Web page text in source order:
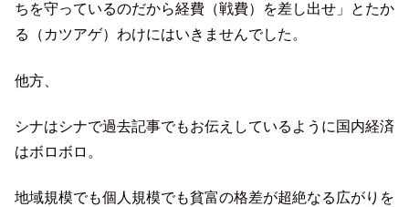
ちを守っているのだから経費（戦費）を差し出せ」とたか
る（カツアゲ）わけにはいきませんでした。
他方、
シナはシナで過去記事でもお伝えしているように国内経済
はボロボロ。
地域規模でも個人規模でも貧富の格差が超絶なる広がりを